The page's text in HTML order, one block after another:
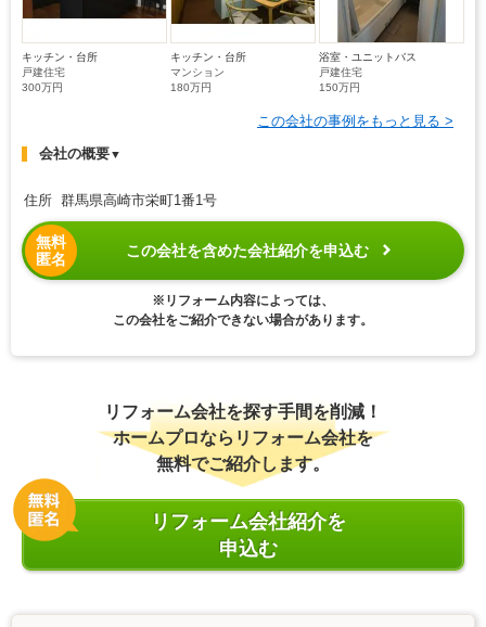
キッチン・台所
戸建住宅
300万円
キッチン・台所
マンション
180万円
浴室・ユニットバス
戸建住宅
150万円
この会社の事例をもっと見る >
会社の概要▼
住所 群馬県高崎市栄町1番1号
無料
匿名
この会社を含めた会社紹介を申込む
※リフォーム内容によっては、
この会社をご紹介できない場合があります。
リフォーム会社を探す手間を削減！
ホームプロならリフォーム会社を
無料でご紹介します。
リフォーム会社紹介を
申込む